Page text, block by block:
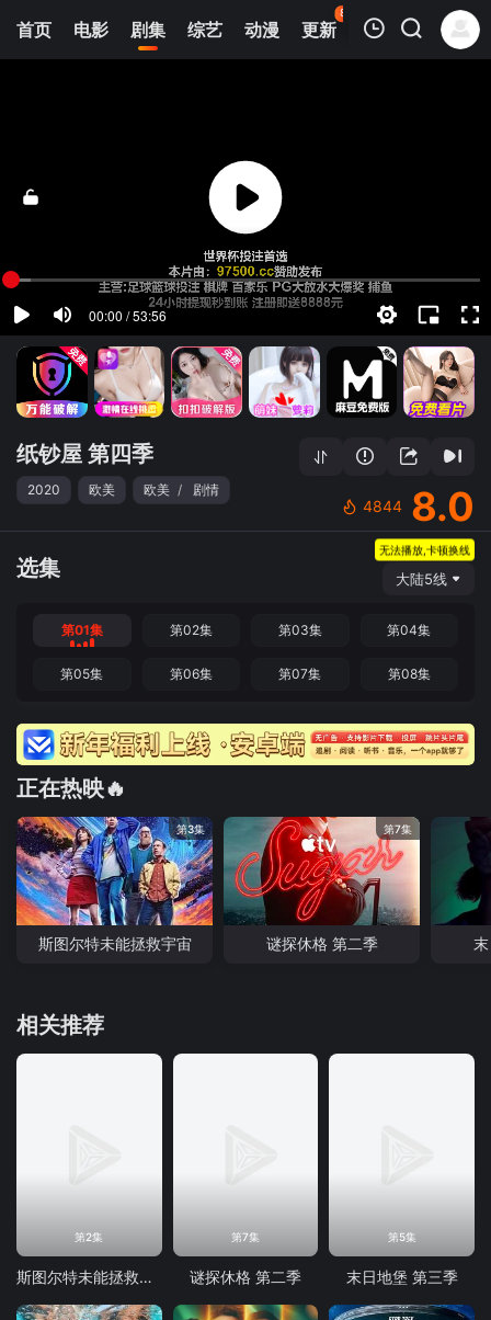
首页 电影 剧集 综艺 动漫 更新
80
热榜 APP
清空
纸钞屋 第四季
2020 欧美 欧美 / 剧情
4844 8.0
选集
无法播放,卡顿换线
大陆5线
第01集 第02集 第03集 第04集
第05集 第06集 第07集 第08集
正在热映🔥
第3集
斯图尔特未能拯救宇宙
第7集
谜探休格 第二季
相关推荐
第2集
斯图尔特未能拯救宇宙
第7集
谜探休格 第二季
第5集
末日地堡 第三季